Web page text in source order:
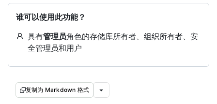
谁可以使用此功能？
具有管理员角色的存储库所有者、组织所有者、安
全管理员和用户
复制为 Markdown 格式